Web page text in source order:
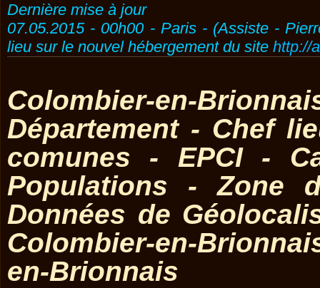
Dernière mise à jour
07.05.2015 - 00h00 - Paris - (Assiste -
lieu sur le nouvel hébergement du site http://
Colombier-en-
Département - Chef
comunes - EPCI -
Populations - Zone
Données de
Colombier-en-
en-Brionnais